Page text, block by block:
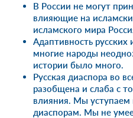
В России не могут
влияющие на
исламского мира
Адаптивность русских
многие народы
истории было много.
Русская диаспора во
разобщена и слаба с
влияния. Мы уступаем
диаспорам. Мы не